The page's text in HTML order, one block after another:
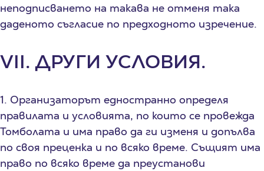
неподписването на такава не отменя така
даденото съгласие по предходното изречение.
VII. ДРУГИ УСЛОВИЯ.
1. Организаторът едностранно определя
правилата и условията, по които се провежда
Томболата и има право да ги изменя и допълва
по своя преценка и по всяко време. Същият има
право по всяко време да преустанови